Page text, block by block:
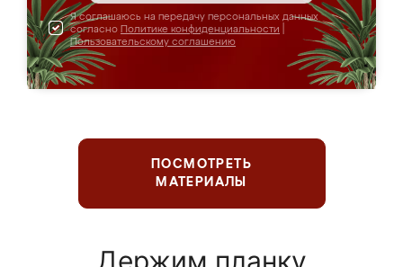
Я соглашаюсь на передачу персональных данных
согласно Политике конфиденциальности
Пользовательскому соглашению
ПОСМОТРЕТЬ
МАТЕРИАЛЫ